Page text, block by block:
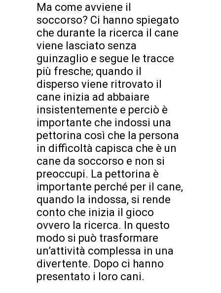
Ma come avviene il
soccorso? Ci hanno spiegato
che durante la ricerca il cane
viene lasciato senza
guinzaglio e segue le tracce
più fresche; quando il
disperso viene ritrovato il
cane inizia ad abbaiare
insistentemente e perciò è
importante che indossi una
pettorina così che la persona
in difficoltà capisca che è un
cane da soccorso e non si
preoccupi. La pettorina è
importante perché per il cane,
quando la indossa, si rende
conto che inizia il gioco
ovvero la ricerca. In questo
modo si può trasformare
un’attività complessa in una
divertente. Dopo ci hanno
presentato i loro cani.